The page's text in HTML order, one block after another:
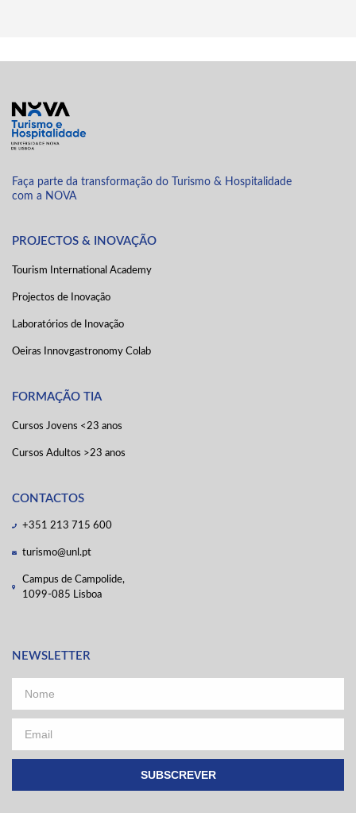
Faça parte da transformação do Turismo & Hospitalidade
com a NOVA
PROJECTOS & INOVAÇÃO
Tourism International Academy
Projectos de Inovação
Laboratórios de Inovação
Oeiras Innovgastronomy Colab
FORMAÇÃO TIA
Cursos Jovens <23 anos
Cursos Adultos >23 anos
CONTACTOS
+351 213 715 600
turismo@unl.pt
Campus de Campolide,
1099-085 Lisboa
NEWSLETTER
SUBSCREVER